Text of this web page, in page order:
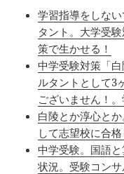
学習指導をしな
タント。大学受
策で生かせる！
中学受験対策「
ルタントとして3
ございません！
白陵とか淳心と
して志望校に合
中学受験。国語
状況。受験コンサ